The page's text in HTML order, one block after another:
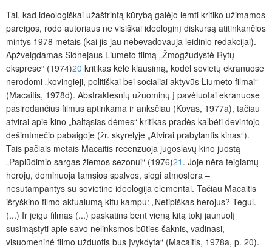
Tai, kad ideologiškai užaštrintą kūrybą galėjo lemti kritiko užimamos
pareigos, rodo autoriaus ne visiškai ideologinį diskursą atitinkančios
mintys 1978 metais (kai jis jau nebevadovauja leidinio redakcijai).
Apžvelgdamas Sidnejaus Liumeto filmą „Žmogžudystė Rytų
eksprese“ (1974)20 kritikas kėlė klausimą, kodėl sovietų ekranuose
nerodomi „kovingieji, politiškai bei socialiai aktyvūs Liumeto filmai“
(Macaitis, 1978d). Abstraktesnių užuominų į pavėluotai ekranuose
pasirodančius filmus aptinkama ir anksčiau (Kovas, 1977a), tačiau
atvirai apie kino „baltąsias dėmes“ kritikas pradės kalbėti devintojo
dešimtmečio pabaigoje (žr. skyrelyje „Atvirai prabylantis kinas“).
Tais pačiais metais Macaitis recenzuoja jugoslavų kino juostą
„Paplūdimio sargas žiemos sezonui“ (1976)21 . Joje nėra teigiamų
herojų, dominuoja tamsios spalvos, slogi atmosfera –
nesutampantys su sovietine ideologija elementai. Tačiau Macaitis
išryškino filmo aktualumą kitu kampu: „Netipiškas herojus? Tegul.
(...) Ir jeigu filmas (...) paskatins bent vieną kitą tokį jaunuolį
susimąstyti apie savo nelinksmos būties šaknis, vadinasi,
visuomeninė filmo užduotis bus įvykdyta“ (Macaitis, 1978a, p. 20).